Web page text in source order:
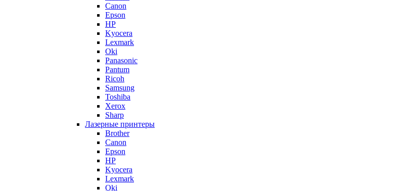
Canon
Epson
HP
Kyocera
Lexmark
Oki
Panasonic
Pantum
Ricoh
Samsung
Toshiba
Xerox
Sharp
Лазерные принтеры
Brother
Canon
Epson
HP
Kyocera
Lexmark
Oki